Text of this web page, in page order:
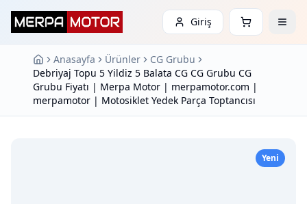
Giriş
Anasayfa Ürünler
CG Grubu
Debriyaj Topu 5 Yildiz 5 Balata CG CG Grubu CG
Grubu Fiyatı | Merpa Motor | merpamotor.com |
merpamotor | Motosiklet Yedek Parça Toptancısı
Yeni